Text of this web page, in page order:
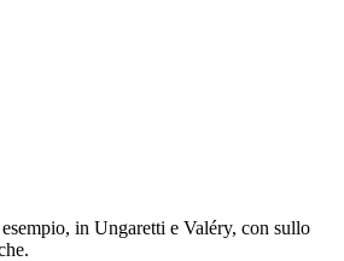
in Ungaretti e Valéry, con sullo